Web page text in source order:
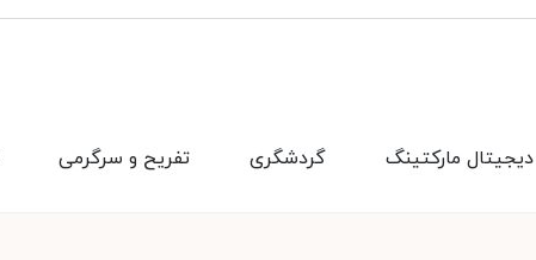
تفریح و سرگرمی گردشگری دیجیتال مارکتینگ